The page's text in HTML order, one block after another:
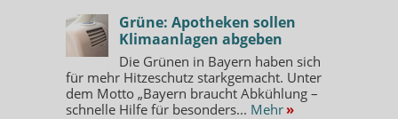
Grüne: Apotheken sollen
Klimaanlagen abgeben
Die Grünen in Bayern haben sich
für mehr Hitzeschutz starkgemacht. Unter
dem Motto „Bayern braucht Abkühlung –
schnelle Hilfe für besonders... Mehr »